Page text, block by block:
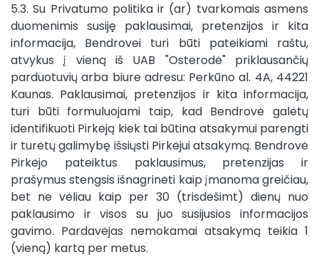
5.3. Su Privatumo politika ir (ar) tvarkomais asmens
duomenimis susiję paklausimai, pretenzijos ir kita
informacija, Bendrovei turi būti pateikiami raštu,
atvykus į vieną iš UAB "Osterodė" priklausančių
parduotuvių arba biure adresu: Perkūno al. 4A, 44221
Kaunas. Paklausimai, pretenzijos ir kita informacija,
turi būti formuluojami taip, kad Bendrovė galėtų
identifikuoti Pirkėją kiek tai būtina atsakymui parengti
ir turėtų galimybę išsiųsti Pirkėjui atsakymą. Bendrovė
Pirkėjo pateiktus paklausimus, pretenzijas ir
prašymus stengsis išnagrinėti kaip įmanoma greičiau,
bet ne vėliau kaip per 30 (trisdešimt) dienų nuo
paklausimo ir visos su juo susijusios informacijos
gavimo. Pardavėjas nemokamai atsakymą teikia 1
(vieną) kartą per metus.